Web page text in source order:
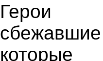
Герои